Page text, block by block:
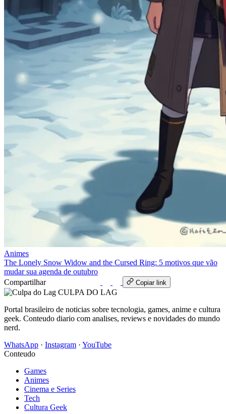
Animes
The Lonely Snow Widow and the Cursed Ring: 5 motivos que vão
mudar sua agenda de outubro
Compartilhar
Copiar link
CULPA DO LAG
Portal brasileiro de noticias sobre tecnologia, games, anime e cultura
geek. Conteudo diario com analises, reviews e novidades do mundo
nerd.
WhatsApp · Instagram · YouTube
Conteudo
Games
Animes
Cinema e Series
Tech
Cultura Geek